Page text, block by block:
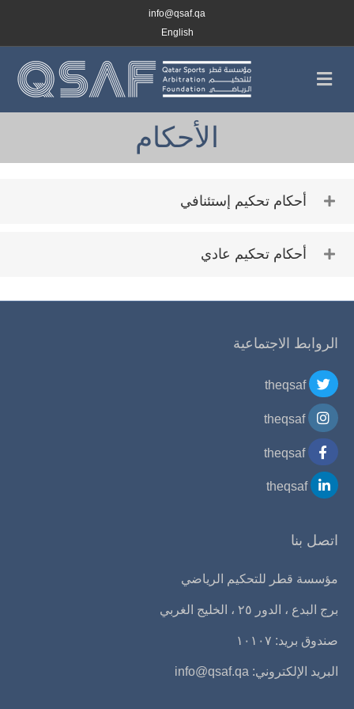
info@qsaf.qa
English
القائمة
الأحكام
أحكام تحكيم إستئنافي
أحكام تحكيم عادي
الروابط الاجتماعية
theqsaf
theqsaf
theqsaf
theqsaf
اتصل بنا
مؤسسة قطر للتحكيم الرياضي
برج البدع ، الدور ٢٥ ، الخليج الغربي
صندوق بريد: ١٠١٠٧
البريد الإلكتروني: info@qsaf.qa